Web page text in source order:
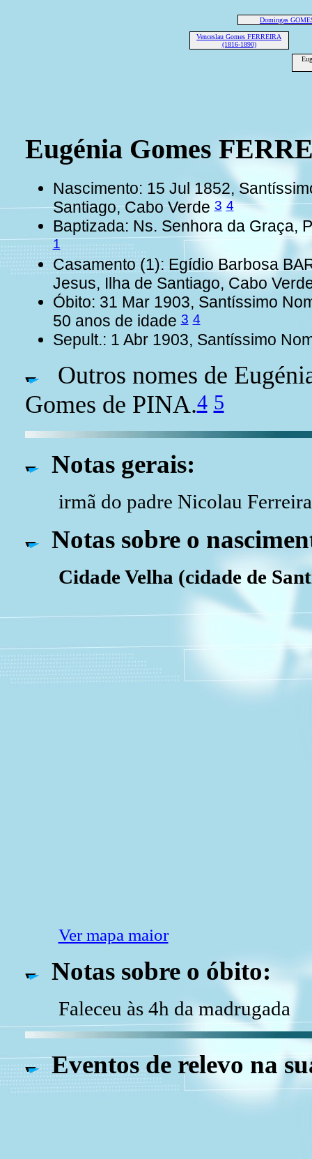
Domingas
Venceslau Gomes FERREIRA
(1816-1890)
Eugénia Gomes
Nascimento: 15 Jul 1852,
Santiago, Cabo Verde3 4
Baptizada: Ns. Senhora da Graça,
1
Casamento (1): Egídio Barbosa
Jesus, Ilha de Santiago, Cabo
Óbito: 31 Mar 1903, Santíssimo
50 anos de idade3 4
Sepult.: 1 Abr 1903, Santíssimo
Outros nomes de
Gomes de PINA.4 5
Notas gerais:
irmã do padre Nicolau Ferreira
Notas sobre o
Cidade Velha (cidade de
Ver mapa maior
Notas sobre o óbito:
Faleceu às 4h da madrugada
Eventos de relevo na